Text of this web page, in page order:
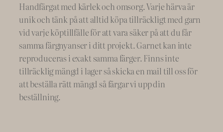
Handfärgat med kärlek och omsorg. Varje härva är
unik och tänk på att alltid köpa tillräckligt med garn
vid varje köptillfälle för att vara säker på att du får
samma färgnyanser i ditt projekt. Garnet kan inte
reproduceras i exakt samma färger. Finns inte
tillräcklig mängd i lager så skicka en mail till oss för
att beställa rätt mängd så färgar vi upp din
beställning.